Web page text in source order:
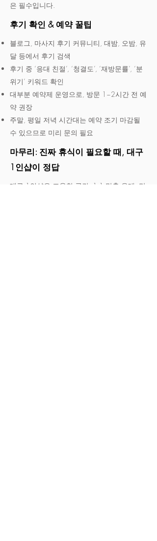
은 필수입니다.
후기 확인 & 예약 꿀팁
블로그, 마사지 후기 커뮤니티, 대밤, 오밤, 유
달 등에서 후기 검색
후기 중 ‘응대 친절’, ‘청결도’, ‘재방문률’, ‘분
위기’ 키워드 확인
대부분 예약제 운영으로, 방문 1~2시간 전 예
약 권장
주말, 평일 저녁 시간대는 예약 조기 마감될
수 있으므로 미리 문의 필요
마무리: 진짜 휴식이 필요할 때, 대구
1인샵이 정답
대구 1인샵은 조용한 공간, 1:1 맞춤 응대, 만